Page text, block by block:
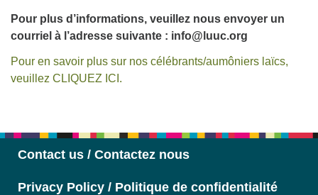
Pour plus d’informations, veuillez nous envoyer un
courriel à l’adresse suivante : info@luuc.org
Pour en savoir plus sur nos célébrants/aumôniers laïcs,
veuillez CLIQUEZ ICI.
Contact us / Contactez nous
Privacy Policy / Politique de confidentialité